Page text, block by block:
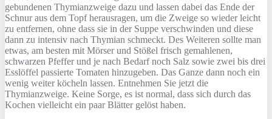
gebundenen Thymianzweige dazu und lassen dabei das Ende der
Schnur aus dem Topf herausragen, um die Zweige so wieder leicht
zu entfernen, ohne dass sie in der Suppe verschwinden und diese
dann zu intensiv nach Thymian schmeckt. Des Weiteren sollte man
etwas, am besten mit Mörser und Stößel frisch gemahlenen,
schwarzen Pfeffer und je nach Bedarf noch Salz sowie zwei bis drei
Esslöffel passierte Tomaten hinzugeben. Das Ganze dann noch ein
wenig weiter köcheln lassen. Entnehmen Sie jetzt die
Thymianzweige. Keine Sorge, es ist normal, dass sich durch das
Kochen vielleicht ein paar Blätter gelöst haben.